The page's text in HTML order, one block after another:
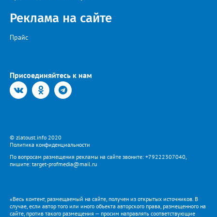
Когда будет восстановлена подача воды в дом №88 в
комментарии не уточняется.
Реклама на сайте
Прайс
Присоединяйтесь к нам
© zlatoust.info 2020
Политика конфиденциальности
По вопросам размещения рекламы на сайте звоните: +79222307040,
пишите: target-profmedia@mail.ru
«Весь контент, размещаемый на сайте, получен из открытых источников. В
случае, если автор того или иного объекта авторского права, размещенного на
сайте, против такого размещения — просим направлять соответствующие